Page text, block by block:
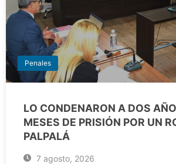
Penales
LO CONDENARON A DOS
MESES DE PRISIÓN POR UN
PALPALÁ
7 agosto, 2026